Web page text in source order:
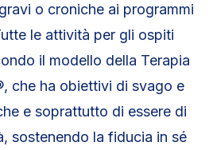
o croniche ai programmi
le attività per gli ospiti
il modello della Terapia
che ha obiettivi di svago e
e soprattutto di essere di
sostenendo la fiducia in sé